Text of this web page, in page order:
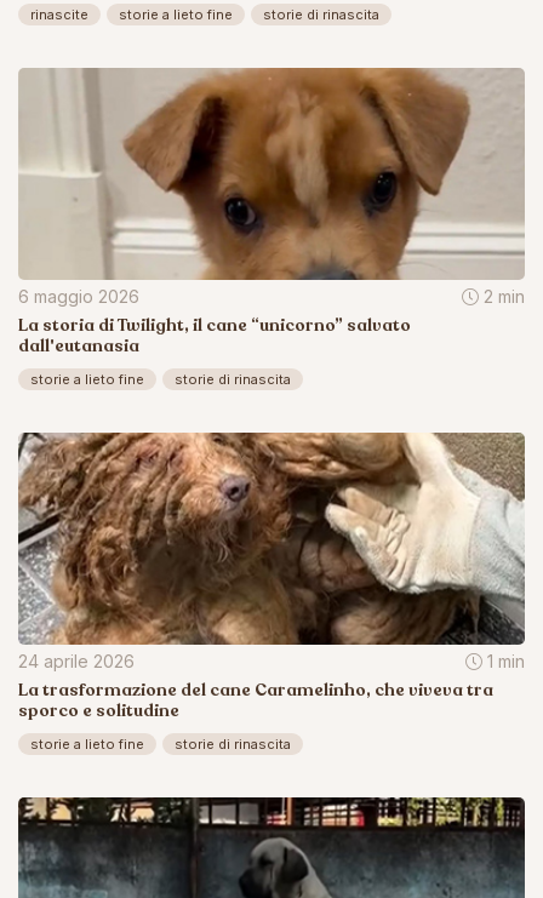
rinascite storie a lieto fine storie di rinascita
6 maggio 2026 2 min
La storia di Twilight, il cane “unicorno” salvato
dall'eutanasia
storie a lieto fine storie di rinascita
24 aprile 2026 1 min
La trasformazione del cane Caramelinho, che viveva tra
sporco e solitudine
storie a lieto fine storie di rinascita